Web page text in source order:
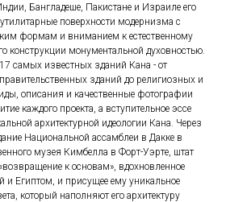
Бангладеше, Пакистане и Израиле его
поверхности модернизма с
формам и вниманием к естественному
конструкции монументальной духовностью.
самых известных зданий Кана - от
зданий до религиозных и
описания и качественные фотографии
каждого проекта, а вступительное эссе
архитектурной идеологии Кана. Через
Национальной ассамблеи в Дакке в
музея Кимбелла в Форт-Уэрте, штат
к основам», вдохновленное
и Египтом, и присущее ему уникальное
который наполняют его архитектуру